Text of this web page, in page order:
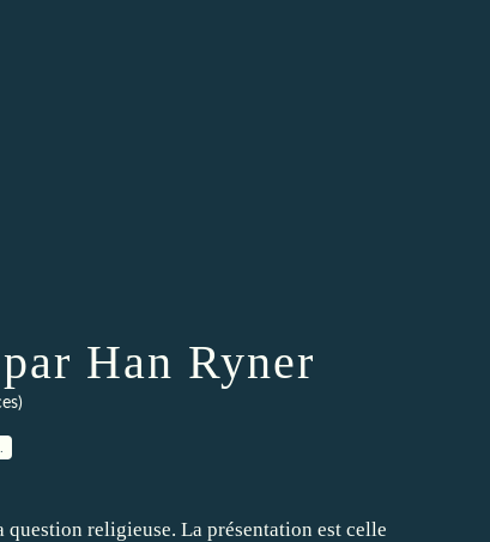
Han Ryner
religieuse. La présentation est celle